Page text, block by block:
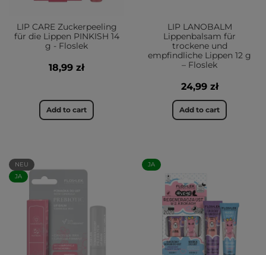
LIP CARE Zuckerpeeling
für die Lippen PINKISH 14
g - Floslek
18,99 zł
Add to cart
LIP LANOBALM
Lippenbalsam für
trockene und
empfindliche Lippen 12 g
– Floslek
24,99 zł
Add to cart
NEU
JA
JA